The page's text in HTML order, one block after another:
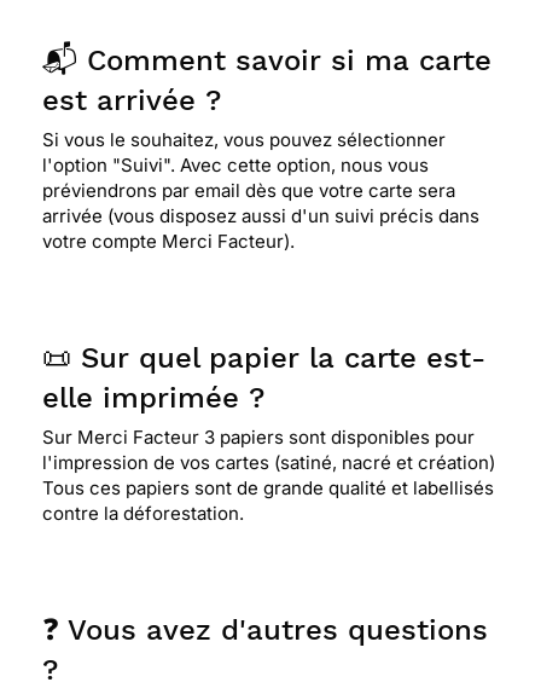
📬 Comment savoir si ma carte
est arrivée ?
Si vous le souhaitez, vous pouvez sélectionner
l'option "Suivi". Avec cette option, nous vous
préviendrons par email dès que votre carte sera
arrivée (vous disposez aussi d'un suivi précis dans
votre compte Merci Facteur).
📜 Sur quel papier la carte est-
elle imprimée ?
Sur Merci Facteur 3 papiers sont disponibles pour
l'impression de vos cartes (satiné, nacré et création)
Tous ces papiers sont de grande qualité et labellisés
contre la déforestation.
❓ Vous avez d'autres questions
?